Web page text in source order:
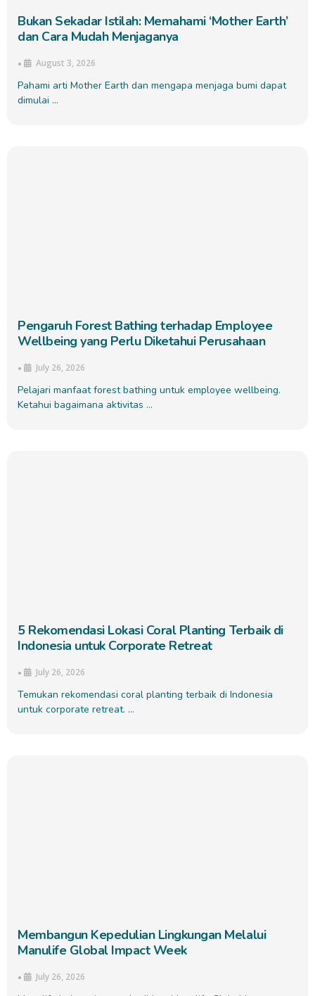
Bukan Sekadar Istilah: Memahami ‘Mother Earth’
dan Cara Mudah Menjaganya
• August 3, 2026
Pahami arti Mother Earth dan mengapa menjaga bumi dapat
dimulai …
Pengaruh Forest Bathing terhadap Employee
Wellbeing yang Perlu Diketahui Perusahaan
• July 26, 2026
Pelajari manfaat forest bathing untuk employee wellbeing.
Ketahui bagaimana aktivitas …
5 Rekomendasi Lokasi Coral Planting Terbaik di
Indonesia untuk Corporate Retreat
• July 26, 2026
Temukan rekomendasi coral planting terbaik di Indonesia
untuk corporate retreat. …
Membangun Kepedulian Lingkungan Melalui
Manulife Global Impact Week
• July 26, 2026